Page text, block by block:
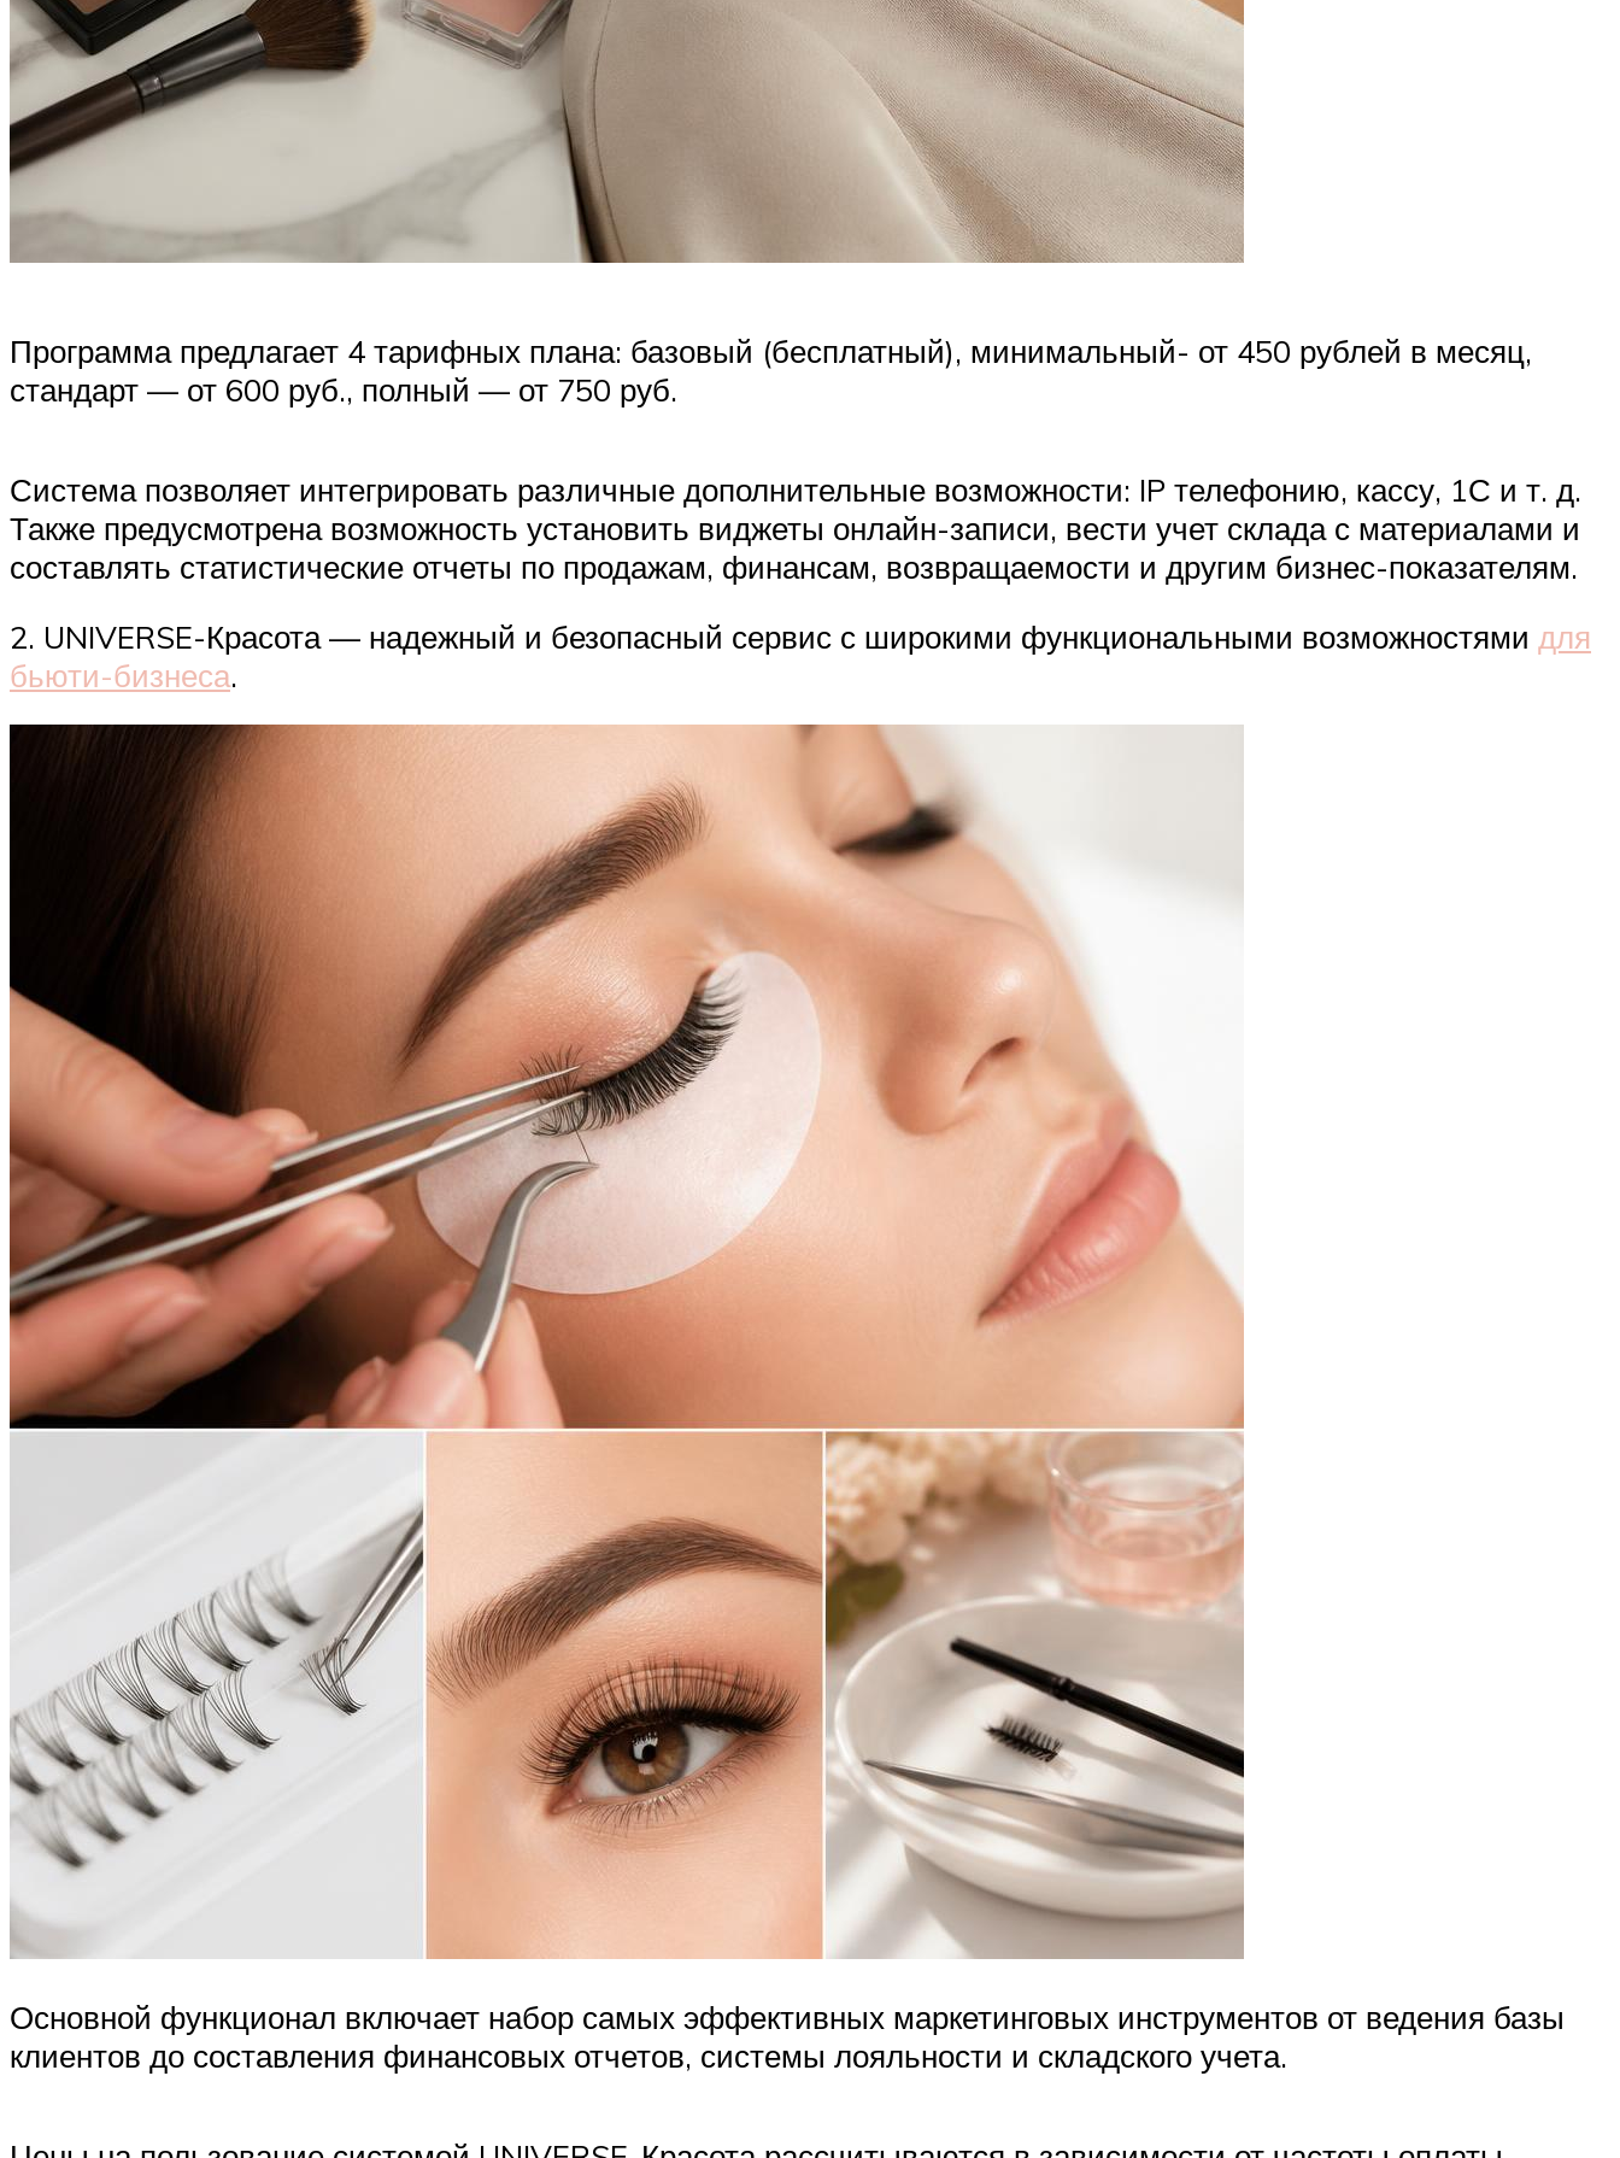
Программа предлагает 4 тарифных плана: базовый (бесплатный), минимальный- от 450 рублей в месяц,
стандарт — от 600 руб., полный — от 750 руб.
Система позволяет интегрировать различные дополнительные возможности: IP телефонию, кассу, 1С и т. д.
Также предусмотрена возможность установить виджеты онлайн-записи, вести учет склада с материалами и
составлять статистические отчеты по продажам, финансам, возвращаемости и другим бизнес-показателям.
2. UNIVERSE-Красота — надежный и безопасный сервис с широкими функциональными возможностями для
бьюти-бизнеса.
Основной функционал включает набор самых эффективных маркетинговых инструментов от ведения базы
клиентов до составления финансовых отчетов, системы лояльности и складского учета.